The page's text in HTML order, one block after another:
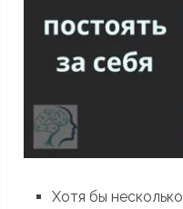
Хотя бы несколько